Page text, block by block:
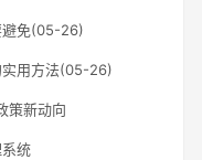
避免(05-26)
实用方法(05-26)
策新动向
统